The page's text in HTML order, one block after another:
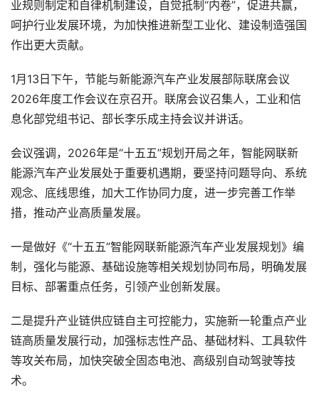
业规则制定和自律机制建设，自觉抵制“内卷”，促进共赢，
呵护行业发展环境，为加快推进新型工业化、建设制造强国
作出更大贡献。
1月13日下午，节能与新能源汽车产业发展部际联席会议
2026年度工作会议在京召开。联席会议召集人，工业和信
息化部党组书记、部长李乐成主持会议并讲话。
会议强调，2026年是“十五五”规划开局之年，智能网联新
能源汽车产业发展处于重要机遇期，要坚持问题导向、系统
观念、底线思维，加大工作协同力度，进一步完善工作举
措，推动产业高质量发展。
一是做好《“十五五”智能网联新能源汽车产业发展规划》编
制，强化与能源、基础设施等相关规划协同布局，明确发展
目标、部署重点任务，引领产业创新发展。
二是提升产业链供应链自主可控能力，实施新一轮重点产业
链高质量发展行动，加强标志性产品、基础材料、工具软件
等攻关布局，加快突破全固态电池、高级别自动驾驶等技
术。